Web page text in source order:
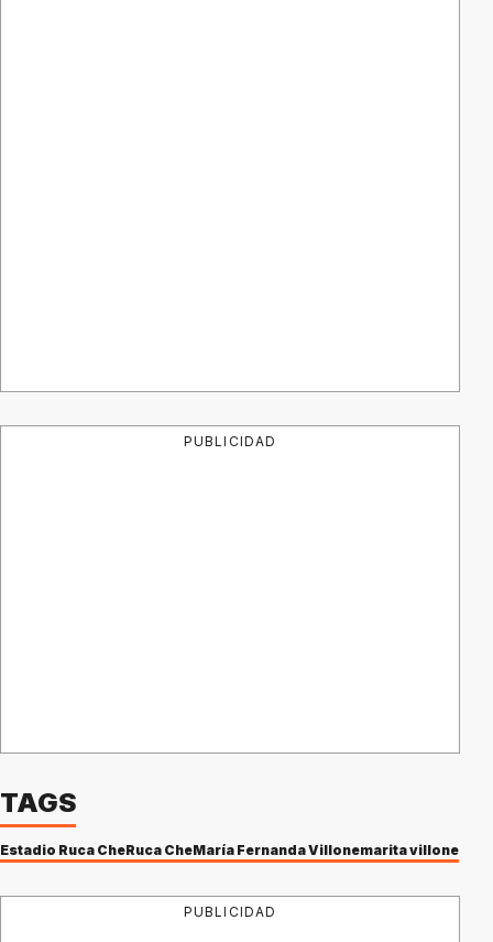
PUBLICIDAD
TAGS
Estadio Ruca CheRuca CheMaría Fernanda Villonemarita villone
PUBLICIDAD